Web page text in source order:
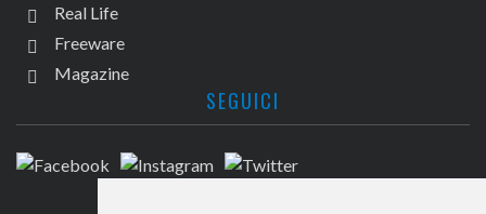
Real Life
Freeware
Magazine
SEGUICI